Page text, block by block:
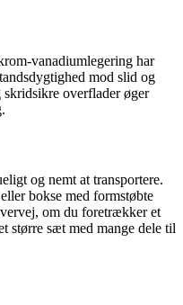
vanadiumlegering har
mod slid og
overflader øger
og nemt at transportere.
bokse med formstøbte
om du foretrækker et
større sæt med mange dele til